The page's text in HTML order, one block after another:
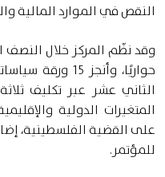
النقص في الموارد المالية
حواريًا، وأنجز 15
الثاني عشر عبر تكليف
المتغيرات الدولية
على القضية الفلسطينية،
للمؤتمر.